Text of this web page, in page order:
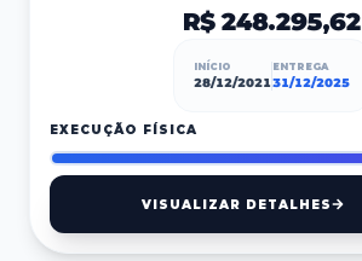
R$ 248.295,62
INÍCIO
28/12/2021
ENTREGA
31/12/2025
EXECUÇÃO FÍSICA
VISUALIZAR DETALHES